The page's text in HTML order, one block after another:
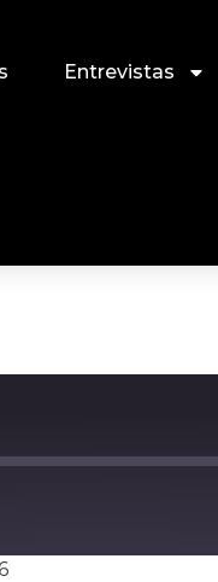
Entrevistas